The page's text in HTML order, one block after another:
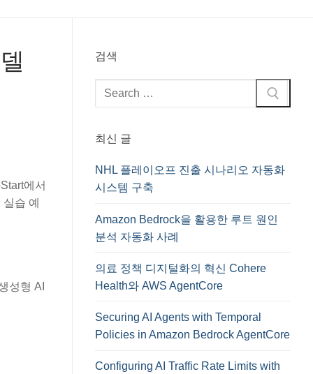
에서
습 예
성형 AI
검색
검
색
최신 글
NHL 플레이오프 진출 시나리오 자동화
시스템 구축
Amazon Bedrock을 활용한 루트 원인
분석 자동화 사례
의료 정책 디지털화의 혁신 Cohere
Health와 AWS AgentCore
Securing AI Agents with Temporal
Policies in Amazon Bedrock AgentCore
Configuring AI Traffic Rate Limits with